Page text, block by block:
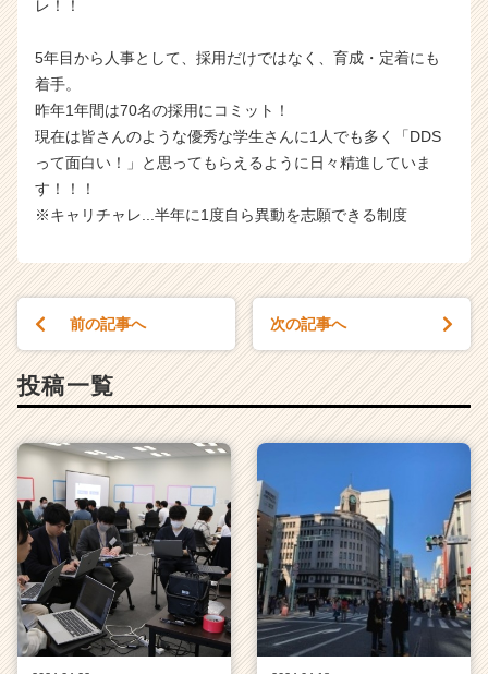
レ！！
5年目から人事として、採用だけではなく、育成・定着にも
着手。
昨年1年間は70名の採用にコミット！
現在は皆さんのような優秀な学生さんに1人でも多く「DDS
って面白い！」と思ってもらえるように日々精進していま
す！！！
※キャリチャレ...半年に1度自ら異動を志願できる制度
前の記事へ 次の記事へ
投稿一覧